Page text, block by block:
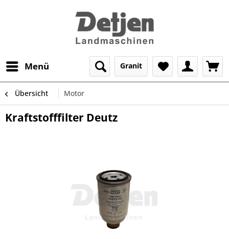
Menü Granit
Übersicht Motor
Kraftstofffilter Deutz